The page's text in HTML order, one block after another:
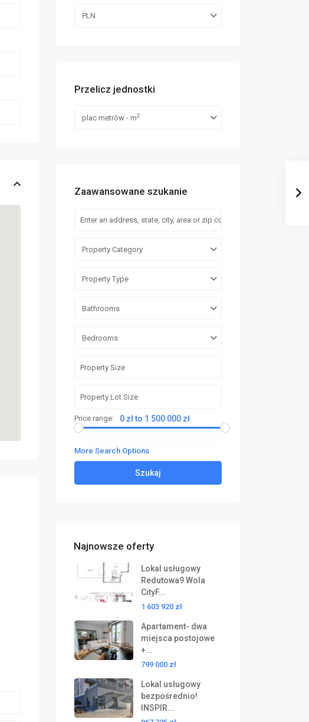
PLN
Przelicz jednostki
plac metrów - m2
Zaawansowane szukanie
Property Category
Property Type
Bathrooms
Bedrooms
Price range: 0 zł to 1 500 000 zł
More Search Options
Szukaj
Najnowsze oferty
Lokal usługowy
Redutowa9 Wola
CityF...
1 603 920 zł
Apartament- dwa
miejsca postojowe
+...
799 000 zł
Lokal usługowy
bezpośrednio!
INSPIR...